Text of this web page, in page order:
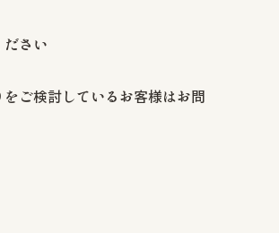
さい
ご検討しているお客様はお問